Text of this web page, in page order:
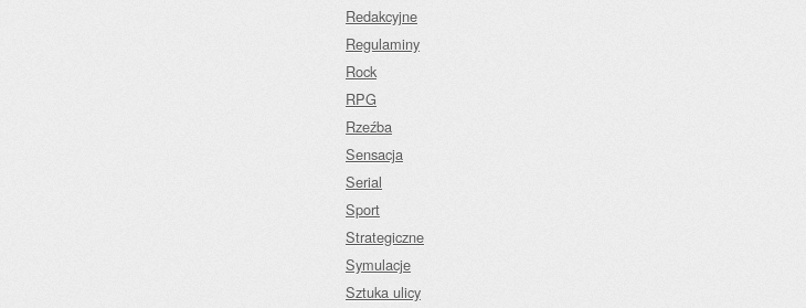
Redakcyjne
Regulaminy
Rock
RPG
Rzeźba
Sensacja
Serial
Sport
Strategiczne
Symulacje
Sztuka ulicy